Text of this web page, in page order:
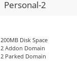
Personal-2
200MB Disk Space
2 Addon Domain
2 Parked Domain